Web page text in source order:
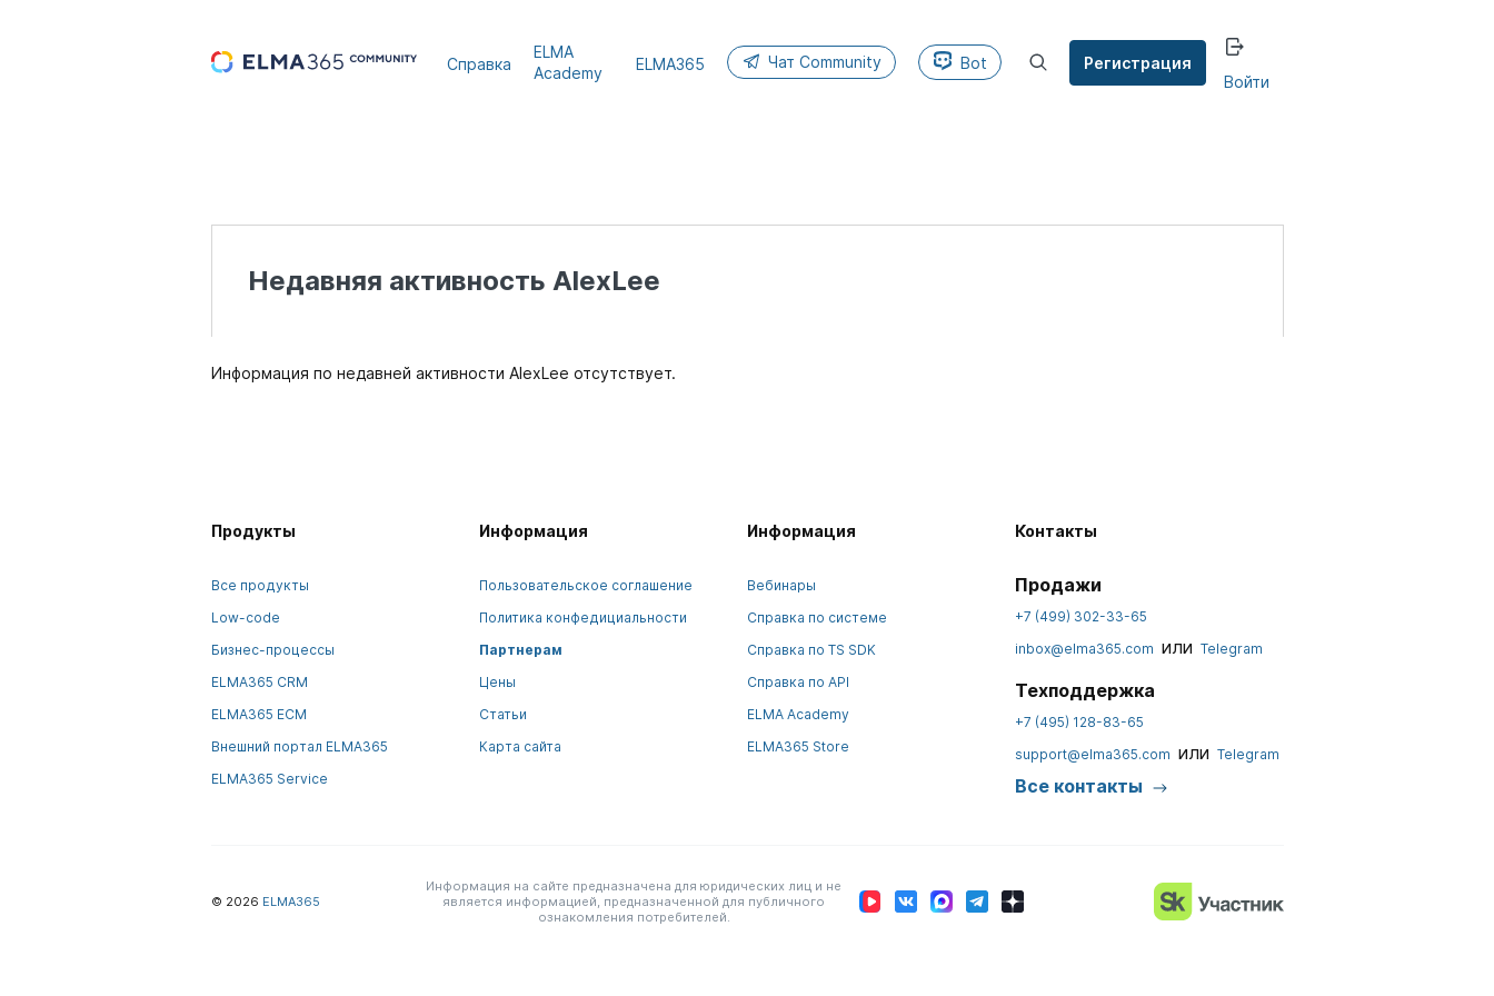
Справка
ELMA
Academy
ELMA365 Чат Community Bot
Регистрация
Войти
Недавняя активность AlexLee
Информация по недавней активности AlexLee отсутствует.
Продукты
Все продукты
Low-code
Бизнес-процессы
ELMA365 CRM
ELMA365 ECM
Внешний портал ELMA365
ELMA365 Service
Информация
Пользовательское соглашение
Политика конфедициальности
Партнерам
Цены
Статьи
Карта сайта
Информация
Вебинары
Справка по системе
Справка по TS SDK
Справка по API
ELMA Academy
ELMA365 Store
Контакты
Продажи
+7 (499) 302-33-65
inbox@elma365.com или Telegram
Техподдержка
+7 (495) 128-83-65
support@elma365.com или Telegram
Все контакты
© 2026 ELMA365
Информация на сайте предназначена для юридических лиц и не
является информацией, предназначенной для публичного
ознакомления потребителей.